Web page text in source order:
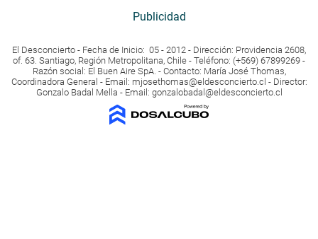
Publicidad
El Desconcierto - Fecha de Inicio: 05 - 2012 - Dirección: Providencia 2608,
of. 63. Santiago, Región Metropolitana, Chile - Teléfono: (+569) 67899269 -
Razón social: El Buen Aire SpA. - Contacto: María José Thomas,
Coordinadora General - Email: mjosethomas@eldesconcierto.cl - Director:
Gonzalo Badal Mella - Email: gonzalobadal@eldesconcierto.cl